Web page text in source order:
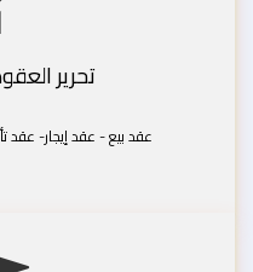
تحرير
عقد بيع - عقد إيجار- عقد